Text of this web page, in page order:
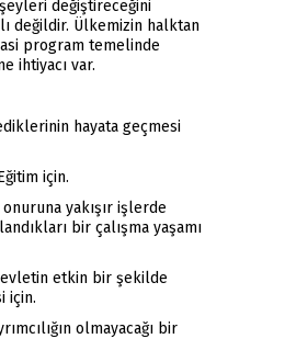
değiştireceğini
değildir. Ülkemizin halktan
program temelinde
ihtiyacı var.
hayata geçmesi
için.
yakışır işlerde
bir çalışma yaşamı
etkin bir şekilde
için.
olmayacağı bir